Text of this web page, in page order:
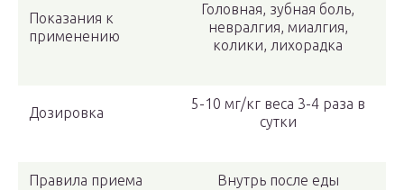
Показания к
применению
Головная, зубная боль,
невралгия, миалгия,
колики, лихорадка
Дозировка
5-10 мг/кг веса 3-4 раза в
сутки
Правила приема Внутрь после еды